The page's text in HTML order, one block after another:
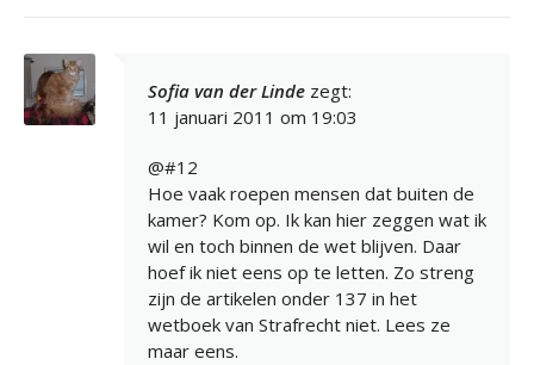
Sofia van der Linde zegt:
11 januari 2011 om 19:03
@#12
Hoe vaak roepen mensen dat buiten de
kamer? Kom op. Ik kan hier zeggen wat ik
wil en toch binnen de wet blijven. Daar
hoef ik niet eens op te letten. Zo streng
zijn de artikelen onder 137 in het
wetboek van Strafrecht niet. Lees ze
maar eens.